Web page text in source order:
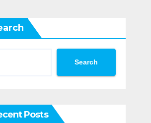
Search
Posts